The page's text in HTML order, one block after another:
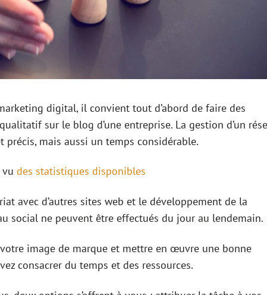
digital, il convient tout d’abord de faire des
sur le blog d’une entreprise. La gestion d’un
mais aussi un temps considérable.
des statistiques disponibles
avec d’autres sites web et le développement de la
social ne peuvent être effectués du jour au lendemain.
image de marque et mettre en œuvre une bonne
consacrer du temps et des ressources.